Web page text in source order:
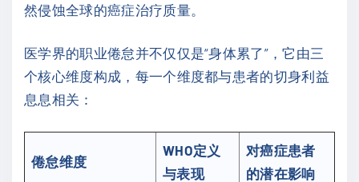
然侵蚀全球的癌症治疗质量。
医学界的职业倦怠并不仅仅是“身体累了”，它由三
个核心维度构成，每一个维度都与患者的切身利益
息息相关：
倦怠维度
WHO定义
与表现
对癌症患者
的潜在影响